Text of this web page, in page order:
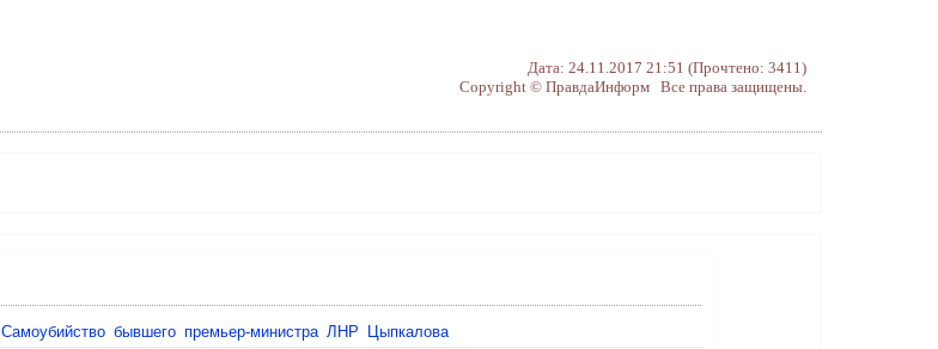
Дата: 24.11.2017 21:51 (Прочтено: 3411)
Copyright © ПравдаИнформ Все права защищены.
Самоубийство бывшего премьер-министра ЛНР Цыпкалова